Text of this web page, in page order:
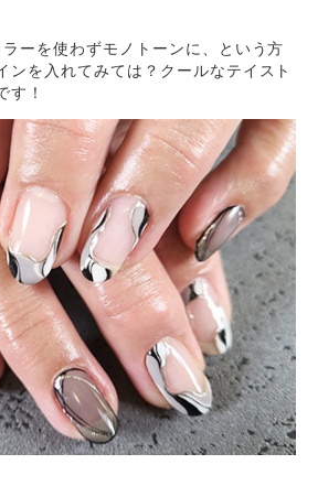
ーを使わずモノトーンに、という方
ンを入れてみては？クールなテイスト
す！